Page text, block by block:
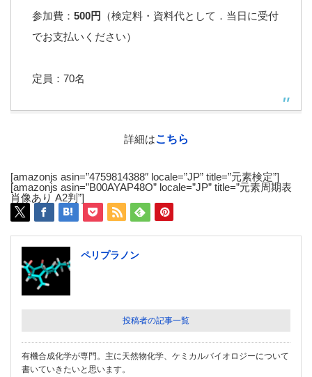
参加費： 500円
（検定料・資料代として．当日に受付
でお支払いください）
定員：70名
詳細はこちら
[amazonjs asin=”4759814388″ locale=”JP” title=”元素検定”]
[amazonjs asin=”B00AYAP48O” locale=”JP” title=”元素周期表
肖像あり A2判”]
ペリプラノン
投稿者の記事一覧
有機合成化学が専門。主に天然物化学、ケミカルバイオロジーについて
書いていきたいと思います。